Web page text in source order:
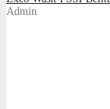
Admin